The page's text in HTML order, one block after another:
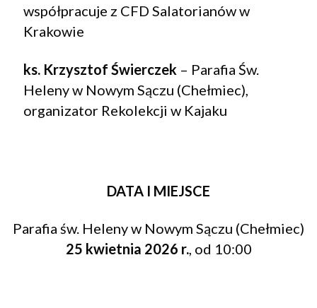
współpracuje z CFD Salatorianów w
Krakowie
ks. Krzysztof Świerczek – Parafia Św.
Heleny w Nowym Sączu (Chełmiec),
organizator Rekolekcji w Kajaku
DATA I MIEJSCE
Parafia św. Heleny w Nowym Sączu (Chełmiec)
25 kwietnia 2026 r., od 10:00